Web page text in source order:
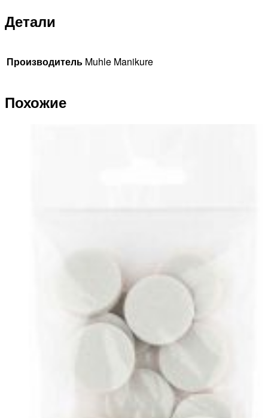
Детали
Производитель Muhle Manikure
Похожие